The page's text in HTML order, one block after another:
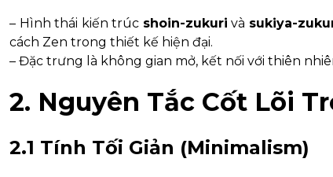
– Hình thái kiến trúc shoin-zukuri và sukiya-
cách Zen trong thiết kế hiện đại.
– Đặc trưng là không gian mở, kết nối với thiên
2. Nguyên Tắc Cốt Lõi
2.1 Tính Tối Giản (Minimalism)